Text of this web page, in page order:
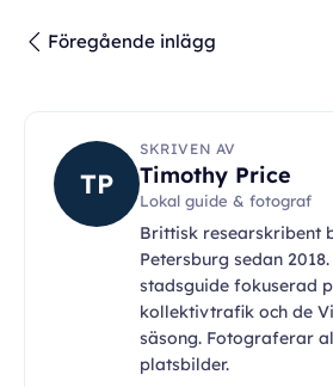
Föregående inlägg
TP
SKRIVEN AV
Timothy Price
Lokal guide & fotograf
Brittisk researskribent
Petersburg sedan
stadsguide fokuserad
kollektivtrafik och de
säsong. Fotograferar
platsbilder.